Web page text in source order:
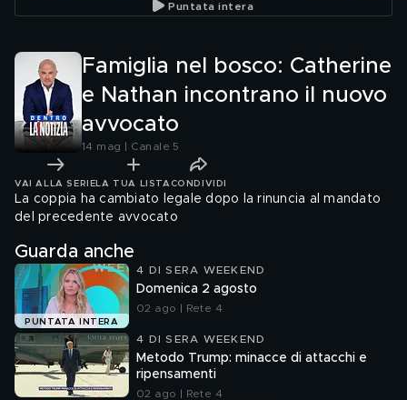
Puntata intera
Famiglia nel bosco: Catherine
e Nathan incontrano il nuovo
avvocato
14 mag | Canale 5
VAI ALLA SERIE LA TUA LISTA CONDIVIDI
La coppia ha cambiato legale dopo la rinuncia al mandato
del precedente avvocato
Guarda anche
PUNTATA INTERA
4 DI SERA WEEKEND
Domenica 2 agosto
02 ago | Rete 4
4 DI SERA WEEKEND
Metodo Trump: minacce di attacchi e
ripensamenti
02 ago | Rete 4